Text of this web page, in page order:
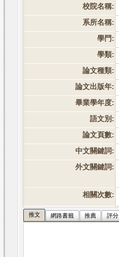
校院名稱:
系所名稱:
學門:
學類:
論文種類:
論文出版年:
畢業學年度:
語文別:
論文頁數:
中文關鍵詞:
外文關鍵詞:
相關次數:
推文 網路書籤 推薦 評分